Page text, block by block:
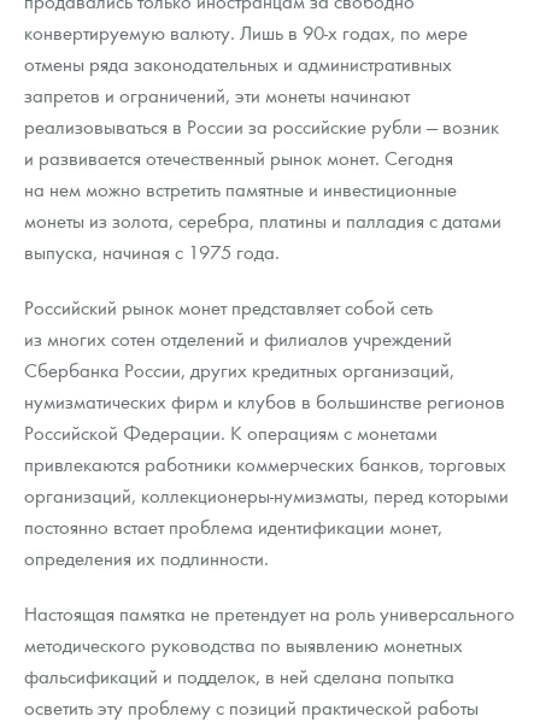
конвертируемую валюту. Лишь в 90-х годах, по мере
отмены ряда законодательных и административных
запретов и ограничений, эти монеты начинают
реализовываться в России за российские рубли — возник
и развивается отечественный рынок монет. Сегодня
на нем можно встретить памятные и инвестиционные
монеты из золота, серебра, платины и палладия с датами
выпуска, начиная с 1975 года.
Российский рынок монет представляет собой сеть
из многих сотен отделений и филиалов учреждений
Сбербанка России, других кредитных организаций,
нумизматических фирм и клубов в большинстве регионов
Российской Федерации. К операциям с монетами
привлекаются работники коммерческих банков, торговых
организаций, коллекционеры-нумизматы, перед которыми
постоянно встает проблема идентификации монет,
определения их подлинности.
Настоящая памятка не претендует на роль универсального
методического руководства по выявлению монетных
фальсификаций и подделок, в ней сделана попытка
осветить эту проблему с позиций практической работы